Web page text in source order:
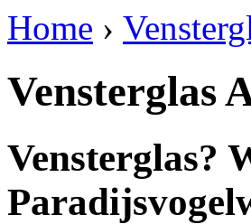
Home ›
Vensterglas
Vensterglas?